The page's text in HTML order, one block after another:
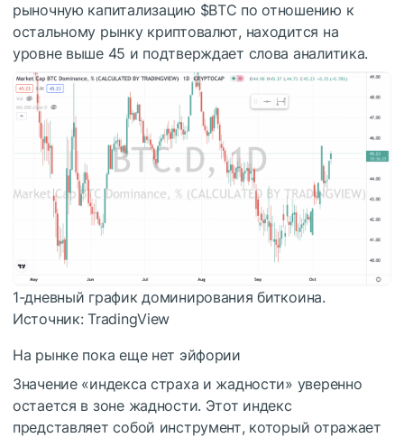
рыночную капитализацию $BTC по отношению к
остальному рынку криптовалют, находится на
уровне выше 45 и подтверждает слова аналитика.
1-дневный график доминирования биткоина.
Источник: TradingView
На рынке пока еще нет эйфории
Значение «индекса страха и жадности» уверенно
остается в зоне жадности. Этот индекс
представляет собой инструмент, который отражает